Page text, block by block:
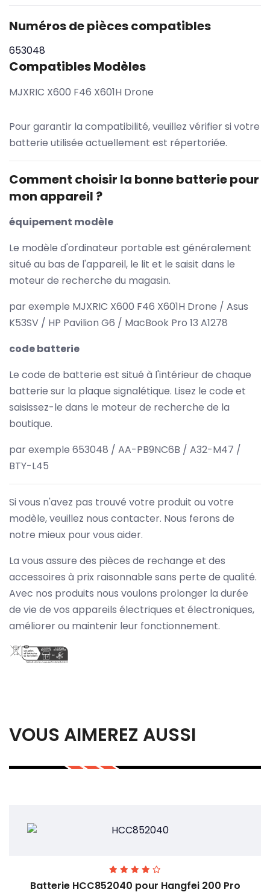
Numéros de pièces compatibles
653048
Compatibles Modèles
MJXRIC X600 F46 X601H Drone
Pour garantir la compatibilité, veuillez vérifier si votre
batterie utilisée actuellement est répertoriée.
Comment choisir la bonne batterie pour
mon appareil ?
équipement modèle
Le modèle d'ordinateur portable est généralement
situé au bas de l'appareil, le lit et le saisit dans le
moteur de recherche du magasin.
par exemple MJXRIC X600 F46 X601H Drone / Asus
K53SV / HP Pavilion G6 / MacBook Pro 13 A1278
code batterie
Le code de batterie est situé à l'intérieur de chaque
batterie sur la plaque signalétique. Lisez le code et
saisissez-le dans le moteur de recherche de la
boutique.
par exemple 653048 / AA-PB9NC6B / A32-M47 /
BTY-L45
Si vous n'avez pas trouvé votre produit ou votre
modèle, veuillez nous contacter. Nous ferons de
notre mieux pour vous aider.
La vous assure des pièces de rechange et des
accessoires à prix raisonnable sans perte de qualité.
Avec nos produits nous voulons prolonger la durée
de vie de vos appareils électriques et électroniques,
améliorer ou maintenir leur fonctionnement.
VOUS AIMEREZ AUSSI
Batterie HCC852040 pour Hangfei 200 Pro